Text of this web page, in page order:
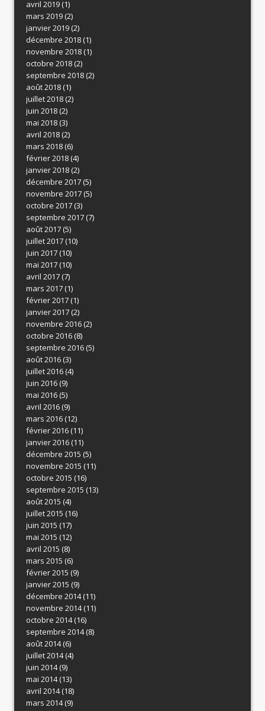
avril 2019(1)
mars 2019(2)
janvier 2019(2)
décembre 2018(1)
novembre 2018(1)
octobre 2018(2)
septembre 2018(2)
août 2018(1)
juillet 2018(2)
juin 2018(2)
mai 2018(3)
avril 2018(2)
mars 2018(6)
février 2018(4)
janvier 2018(2)
décembre 2017(5)
novembre 2017(5)
octobre 2017(3)
septembre 2017(7)
août 2017(5)
juillet 2017(10)
juin 2017(10)
mai 2017(10)
avril 2017(7)
mars 2017(1)
février 2017(1)
janvier 2017(2)
novembre 2016(2)
octobre 2016(8)
septembre 2016(5)
août 2016(3)
juillet 2016(4)
juin 2016(9)
mai 2016(5)
avril 2016(9)
mars 2016(12)
février 2016(11)
janvier 2016(11)
décembre 2015 (5)
novembre 2015 (11)
octobre 2015 (16)
septembre 2015 (13)
août 2015 (4)
juillet 2015 (16)
juin 2015 (17)
mai 2015 (12)
avril 2015 (8)
mars 2015 (6)
février 2015 (9)
janvier 2015 (9)
décembre 2014(11)
novembre 2014(11)
octobre 2014(16)
septembre 2014(8)
août 2014(6)
juillet 2014(4)
juin 2014(9)
mai 2014(13)
avril 2014(18)
mars 2014(9)